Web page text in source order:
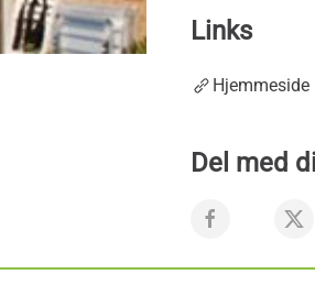
Links
Hjemmeside
Del med